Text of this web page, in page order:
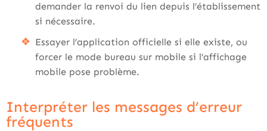
demander la renvoi du lien depuis l’établissement
si nécessaire.
Essayer l’application officielle si elle existe, ou
forcer le mode bureau sur mobile si l’affichage
mobile pose problème.
Interpréter les messages d’erreur
fréquents